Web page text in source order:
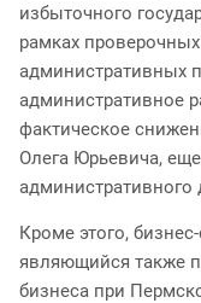
избыточного
рамках
административных
административное
фактическое
Олега Юрьевича,
административного
Кроме этого,
являющийся также
бизнеса при